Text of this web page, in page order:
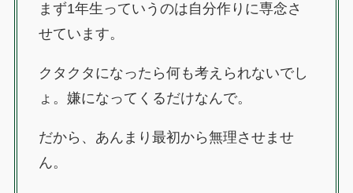
まず1年生っていうのは自分作りに専念さ
せています。
クタクタになったら何も考えられないでし
ょ。嫌になってくるだけなんで。
だから、あんまり最初から無理させませ
ん。